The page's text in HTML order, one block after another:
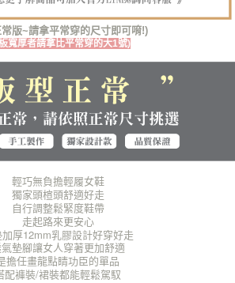
先徵得法定代理人或監護人之同意方可使用
未經同意申辦者引起之損失，本公司不負相關責
付」時，將依據個別帳號之用戶狀況，依本公司即
；若仍有額度不足之情形，本公司將視審查結果
號或使用他人資訊註冊。若發現惡意使用之情形，
有權停止該用戶之使用額度並採取法律行動。
） 查看運費
版~請拿平常穿的尺寸即可唷!)
寬厚者請拿比平常穿的大1號)
輕巧無負擔輕履女鞋
獨家頭楦頭舒適好走
自行調整鬆緊度鞋帶
走起路來更安心
厚12mm乳膠設計好穿好走
墊腳讓女人穿著更加舒適
擔任畫龍點睛功臣的單品
配褲裝/裙裝都能輕鬆駕馭